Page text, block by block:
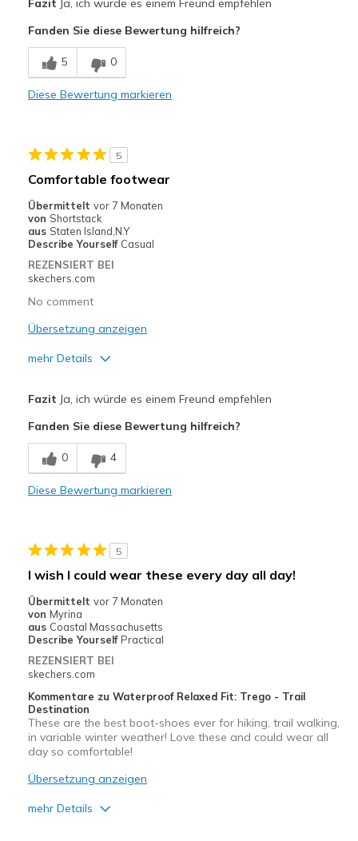
Breathe Well
Comfortable
Casual Wear
Width
Feels true to width
Sizing
View On Shoes
I'm Really Into Shoes
Fazit Ja, ich würde es einem Freund empfehlen
Fanden Sie diese Bewertung hilfreich?
5 0
Diese Bewertung markieren
5
Comfortable footwear
Übermittelt vor 7 Monaten
von Shortstack
aus Staten Island,N.Y
Describe Yourself Casual
REZENSIERT BEI
skechers.com
No comment
Übersetzung anzeigen
mehr Details
Nachteile
Needs more sole support
Feels true to width
Sizing
Feels true to size
View On Shoes
I'm Really Into Shoes
Fazit Ja, ich würde es einem Freund empfehlen
Fanden Sie diese Bewertung hilfreich?
0 4
Diese Bewertung markieren
5
I wish I could wear these every day all day!
Übermittelt vor 7 Monaten
von Myrina
aus Coastal Massachusetts
Describe Yourself Practical
REZENSIERT BEI
skechers.com
Kommentare zu Waterproof Relaxed Fit: Trego - Trail
Destination
These are the best boot-shoes ever for hiking, trail walking,
in variable winter weather! Love these and could wear all
day so comfortable!
Übersetzung anzeigen
mehr Details